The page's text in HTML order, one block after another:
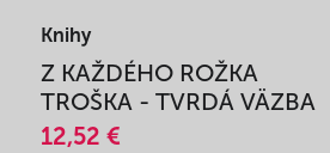
Knihy
Z KAŽDÉHO ROŽKA
TROŠKA - TVRDÁ VÄZBA
12,52 €